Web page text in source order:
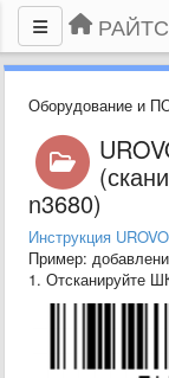
Оборудование и
n3680)
Инструкция
Пример:
1. Отсканируйте